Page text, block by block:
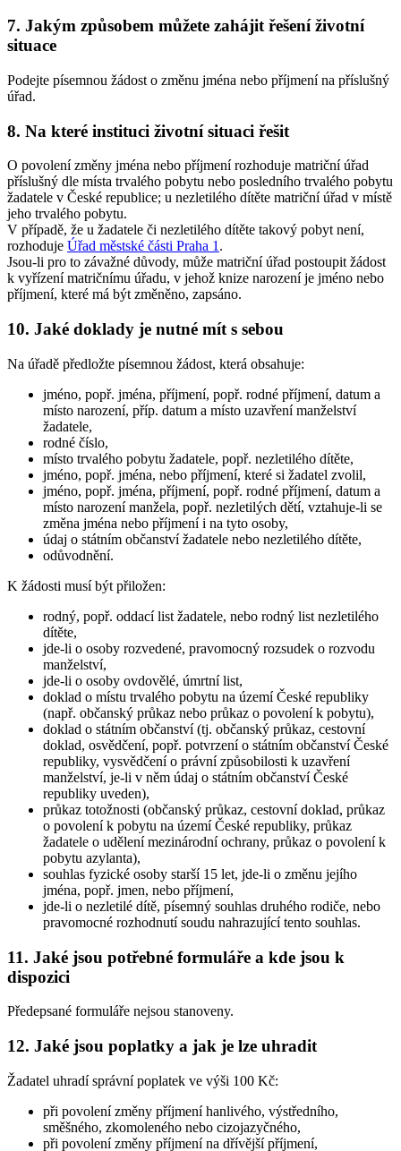
7. Jakým způsobem můžete zahájit řešení životní
situace
Podejte písemnou žádost o změnu jména nebo příjmení na příslušný
úřad.
8. Na které instituci životní situaci řešit
O povolení změny jména nebo příjmení rozhoduje matriční úřad
příslušný dle místa trvalého pobytu nebo posledního trvalého pobytu
žadatele v České republice; u nezletilého dítěte matriční úřad v místě
jeho trvalého pobytu.
V případě, že u žadatele či nezletilého dítěte takový pobyt není,
rozhoduje Úřad městské části Praha 1 .
Jsou-li pro to závažné důvody, může matriční úřad postoupit žádost
k vyřízení matričnímu úřadu, v jehož knize narození je jméno nebo
příjmení, které má být změněno, zapsáno.
10. Jaké doklady je nutné mít s sebou
Na úřadě předložte písemnou žádost, která obsahuje:
jméno, popř. jména, příjmení, popř. rodné příjmení, datum a
místo narození, příp. datum a místo uzavření manželství
žadatele,
rodné číslo,
místo trvalého pobytu žadatele, popř. nezletilého dítěte,
jméno, popř. jména, nebo příjmení, které si žadatel zvolil,
jméno, popř. jména, příjmení, popř. rodné příjmení, datum a
místo narození manžela, popř. nezletilých dětí, vztahuje-li se
změna jména nebo příjmení i na tyto osoby,
údaj o státním občanství žadatele nebo nezletilého dítěte,
odůvodnění.
K žádosti musí být přiložen:
rodný, popř. oddací list žadatele, nebo rodný list nezletilého
dítěte,
jde-li o osoby rozvedené, pravomocný rozsudek o rozvodu
manželství,
jde-li o osoby ovdovělé, úmrtní list,
doklad o místu trvalého pobytu na území České republiky
(např. občanský průkaz nebo průkaz o povolení k pobytu),
doklad o státním občanství (tj. občanský průkaz, cestovní
doklad, osvědčení, popř. potvrzení o státním občanství České
republiky, vysvědčení o právní způsobilosti k uzavření
manželství, je-li v něm údaj o státním občanství České
republiky uveden),
průkaz totožnosti (občanský průkaz, cestovní doklad, průkaz
o povolení k pobytu na území České republiky, průkaz
žadatele o udělení mezinárodní ochrany, průkaz o povolení k
pobytu azylanta),
souhlas fyzické osoby starší 15 let, jde-li o změnu jejího
jména, popř. jmen, nebo příjmení,
jde-li o nezletilé dítě, písemný souhlas druhého rodiče, nebo
pravomocné rozhodnutí soudu nahrazující tento souhlas.
11. Jaké jsou potřebné formuláře a kde jsou k
dispozici
Předepsané formuláře nejsou stanoveny.
12. Jaké jsou poplatky a jak je lze uhradit
Žadatel uhradí správní poplatek ve výši 100 Kč:
při povolení změny příjmení hanlivého, výstředního,
směšného, zkomoleného nebo cizojazyčného,
při povolení změny příjmení na dřívější příjmení,